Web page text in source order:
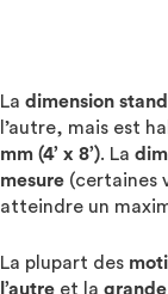
La dimension
l’autre, mais est
mm (4’ x 8’). La
mesure (certaines
atteindre un
La plupart des
l’autre et la